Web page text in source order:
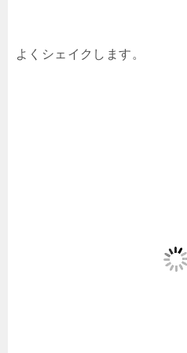
よくシェイクします。